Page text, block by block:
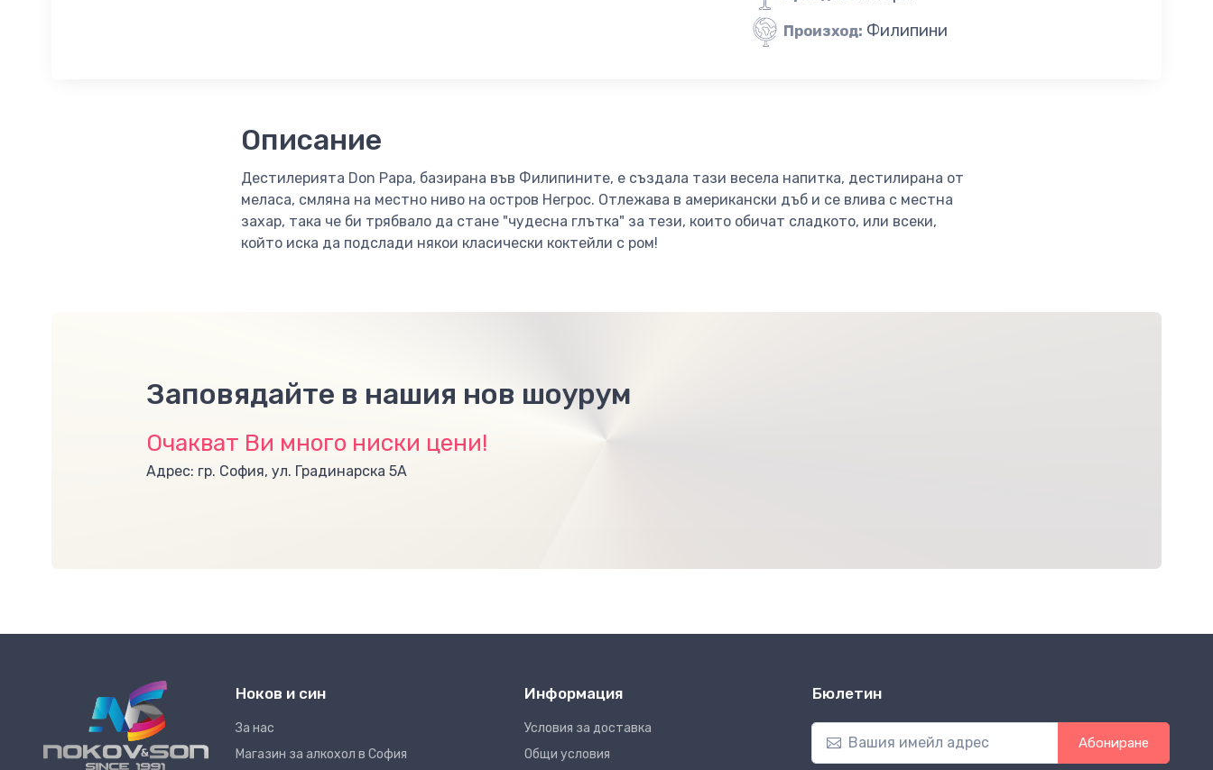
Произход: Филипини
Описание
Дестилерията Don Papa, базирана във Филипините, е създала тази весела напитка, дестилирана от
меласа, смляна на местно ниво на остров Негрос. Отлежава в американски дъб и се влива с местна
захар, така че би трябвало да стане "чудесна глътка" за тези, които обичат сладкото, или всеки,
който иска да подслади някои класически коктейли с ром!
Заповядайте в нашия нов шоурум
Очакват Ви много ниски цени!
Адрес: гр. София, ул. Градинарска 5А
Ноков и син
За нас
Магазин за алкохол в София
Информация
Условия за доставка
Общи условия
Бюлетин
Абониране